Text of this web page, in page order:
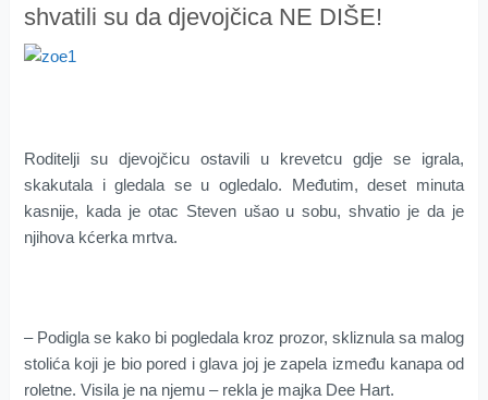
shvatili su da djevojčica NE DIŠE!
Roditelji su djevojčicu ostavili u krevetcu gdje se igrala,
skakutala i gledala se u ogledalo. Međutim, deset minuta
kasnije, kada je otac Steven ušao u sobu, shvatio je da je
njihova kćerka mrtva.
– Podigla se kako bi pogledala kroz prozor, skliznula sa malog
stolića koji je bio pored i glava joj je zapela između kanapa od
roletne. Visila je na njemu – rekla je majka Dee Hart.